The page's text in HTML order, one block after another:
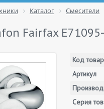
Каталог Смесители
Fairfax
Код
Артикул
Серия